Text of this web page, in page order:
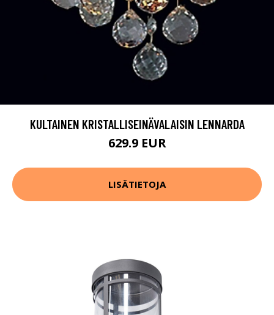
KULTAINEN KRISTALLISEINÄVALAISIN LENNARDA
629.9 EUR
LISÄTIETOJA